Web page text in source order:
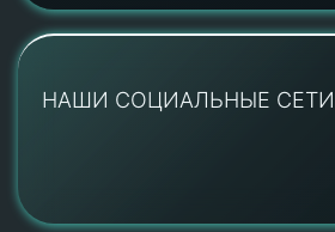
НАШИ СОЦИАЛЬНЫЕ СЕТИ